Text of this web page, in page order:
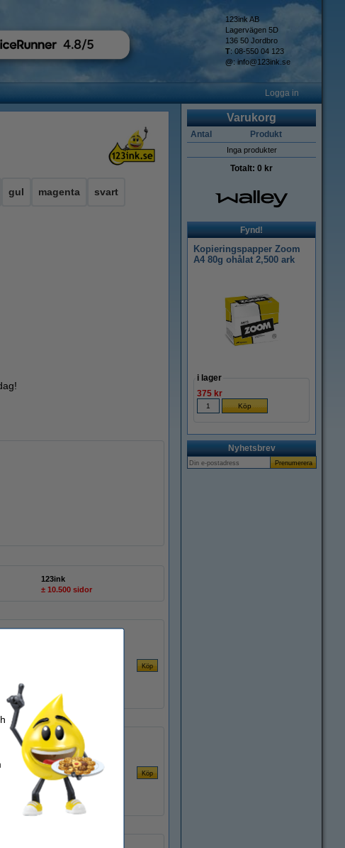
123ink AB
Lagervägen 5D
136 50 Jordbro
T: 08-550 04 123
@: info@123ink.se
Logga in
gul magenta svart
123ink
± 10.500 sidor
Varukorg
Antal Produkt
Inga produkter
Totalt: 0 kr
Fynd!
Kopieringspapper Zoom
A4 80g ohålat 2,500 ark
i lager
375 kr
Nyhetsbrev